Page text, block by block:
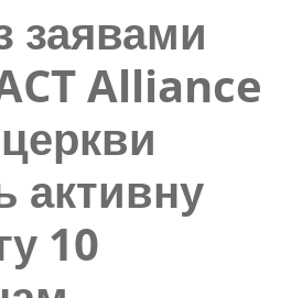
заявами
Alliance
активну
10